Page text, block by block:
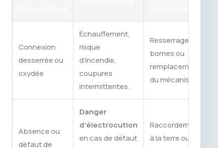
Connexion
desserrée ou
oxydée
Échauffement,
risque
d’incendie,
coupures
intermittentes.
Resserrage des
bornes ou
remplacement
du mécanisme.
Absence ou
défaut de
Danger
d’électrocution
en cas de défaut
Raccordement
à la terre ou